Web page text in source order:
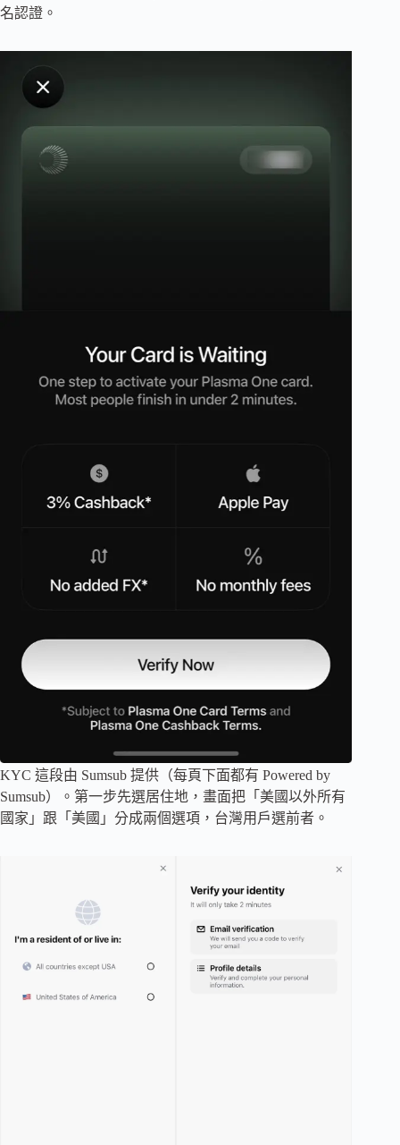
名認證。
KYC 這段由 Sumsub 提供（每頁下面都有 Powered by
Sumsub）。第一步先選居住地，畫面把「美國以外所有
國家」跟「美國」分成兩個選項，台灣用戶選前者。